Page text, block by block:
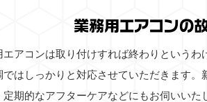
業務用エアコンの
エアコンは取り付けすれば終わりという
ではしっかりと対応させていただきます
定期的なアフターケアなどにもお伺いい